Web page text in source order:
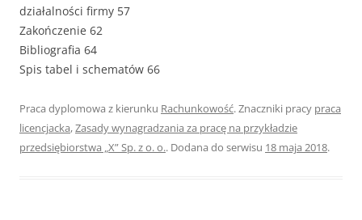
działalności firmy 57
Zakończenie 62
Bibliografia 64
Spis tabel i schematów 66
Praca dyplomowa z kierunku Rachunkowość. Znaczniki pracy praca
licencjacka,Zasady wynagradzania za pracę na przykładzie
przedsiębiorstwa „X” Sp. z o. o.. Dodana do serwisu 18 maja 2018.